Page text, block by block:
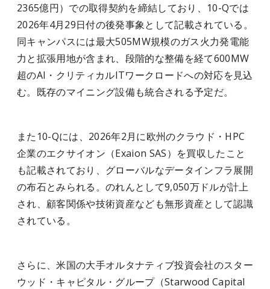
2365億円）での取得契約を締結しており、10-Qでは
2026年4月29日付の後発事象として記載されている。
同キャンパスには最大505MW規模のガス火力発電能
力と拡張用地が含まれ、段階的な整備を経て600MW
超のAI・クリティカルITワークロードへの対応を見込
む。既存のマイニング設備も統合される予定だ。
また10-Qには、2026年2月に欧州のクラウド・HPC
企業のエクサイオン（Exaion SAS）を買収したこと
も記載されており、グローバルなデータインフラ展開
の布石とみられる。のれんとして9,050万ドルが計上
され、顧客関係や技術資産なども無形資産として認識
されている。
さらに、米国の大手オルタナティブ投資会社のスター
ウッド・キャピタル・グループ（Starwood Capital